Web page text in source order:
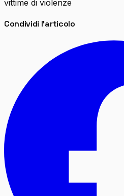
vittime di violenze
Condividi l'articolo